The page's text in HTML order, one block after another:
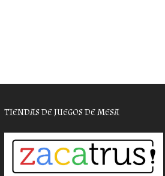
TIENDAS DE JUEGOS DE MESA